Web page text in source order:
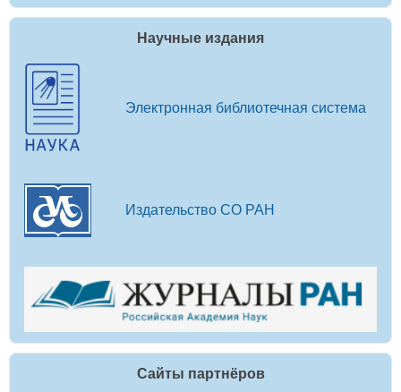
Научные издания
Электронная библиотечная система
Издательство СО РАН
Сайты партнёров